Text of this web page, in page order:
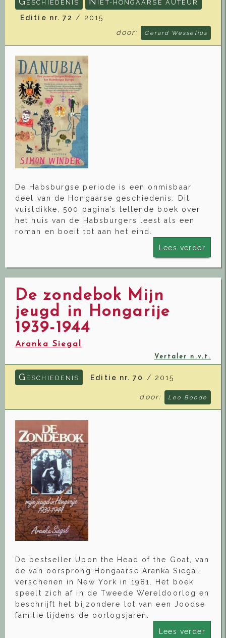
ESCHIEDENIS IET-HONGAARSE AUTEUR
Editie nr. 72
/ 2015
door:
Gerard Wesselius
De Habsburgse periode is een onmisbaar
deel van de Hongaarse geschiedenis. Dit
vuistdikke, 500 pagina’s tellende boek over
het huis van de Habsburgers leest als een
roman en boeit tot aan het eind.
Lees verder
De zondebok Mijn
jeugd in Hongarije
1939-1944
Aranka Siegal
Vertaler n.v.t.
G ESCHIEDENIS Editie nr. 70 / 2015
door: Leo Boode
De bestseller Upon the Head of the Goat, van
de van oorsprong Hongaarse Aranka Siegal,
verschenen in New York in 1981. Het boek
speelt zich af in de Tweede Wereldoorlog en
beschrijft het bijzondere lot van een Joodse
familie tijdens de oorlogsjaren.
Lees verder